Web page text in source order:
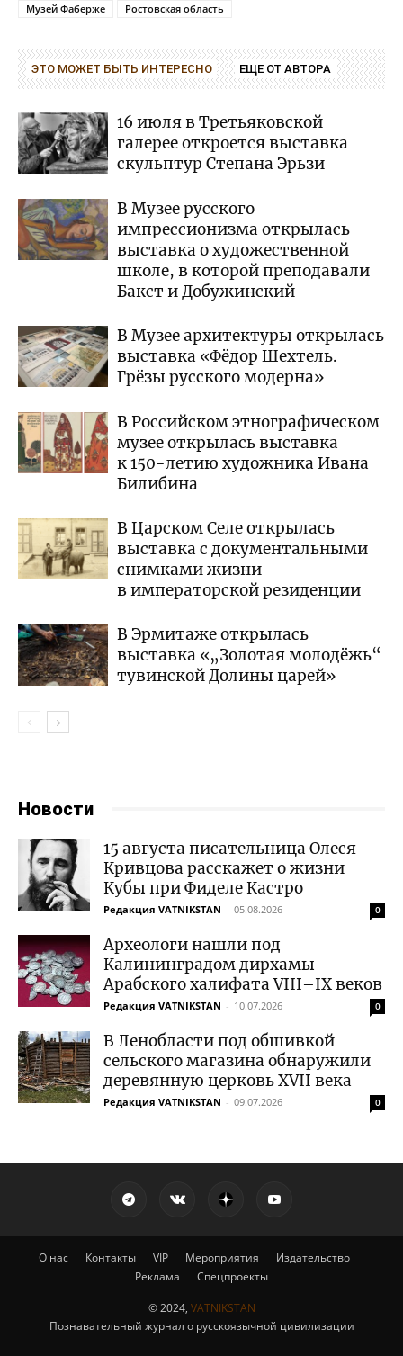
Музей Фаберже
Ростовская область
ЭТО МОЖЕТ БЫТЬ ИНТЕРЕСНО ЕЩЕ ОТ АВТОРА
16 июля в Третьяковской
галерее откроется выставка
скульптур Степана Эрьзи
В Музее русского
импрессионизма открылась
выставка о художественной
школе, в которой преподавали
Бакст и Добужинский
В Музее архитектуры открылась
выставка «Фёдор Шехтель.
Грёзы русского модерна»
В Российском этнографическом
музее открылась выставка
к 150-летию художника Ивана
Билибина
В Царском Селе открылась
выставка с документальными
снимками жизни
в императорской резиденции
В Эрмитаже открылась
выставка «„Золотая молодёжь“
тувинской Долины царей»
Новости
15 августа писательница Олеся
Кривцова расскажет о жизни
Кубы при Фиделе Кастро
Редакция VATNIKSTAN - 05.08.2026 0
Археологи нашли под
Калининградом дирхамы
Арабского халифата VIII–IX веков
Редакция VATNIKSTAN - 10.07.2026 0
В Ленобласти под обшивкой
сельского магазина обнаружили
деревянную церковь XVII века
Редакция VATNIKSTAN - 09.07.2026 0
О нас Контакты VIP Мероприятия
Издательство
Реклама
Спецпроекты
© 2024, VATNIKSTAN
Познавательный журнал о русскоязычной цивилизации